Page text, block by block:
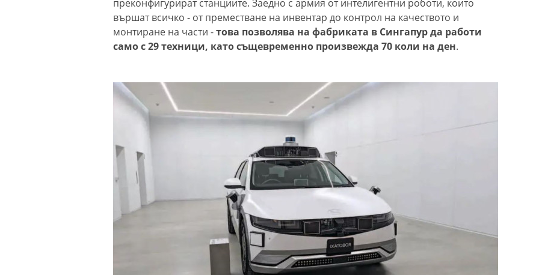
преконфигурират станциите. Заедно с армия от интелигентни роботи, които
вършат всичко - от преместване на инвентар до контрол на качеството и
монтиране на части -това позволява на фабриката в Сингапур да работи
само с 29 техници, като същевременно произвежда 70 коли на ден.